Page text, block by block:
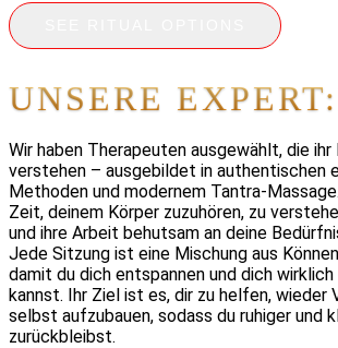
UNSERE
Wir haben Therapeuten ausgewählt, die
verstehen – ausgebildet in authentischen
Methoden und modernem Tantra-
Zeit, deinem Körper zuzuhören, zu
und ihre Arbeit behutsam an deine
Jede Sitzung ist eine Mischung aus
damit du dich entspannen und dich
kannst. Ihr Ziel ist es, dir zu helfen, wieder
selbst aufzubauen, sodass du ruhiger und
zurückbleibst.